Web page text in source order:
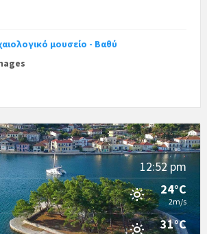
μουσείο - Βαθύ
12:52 pm
24°C
2m/s
31°C